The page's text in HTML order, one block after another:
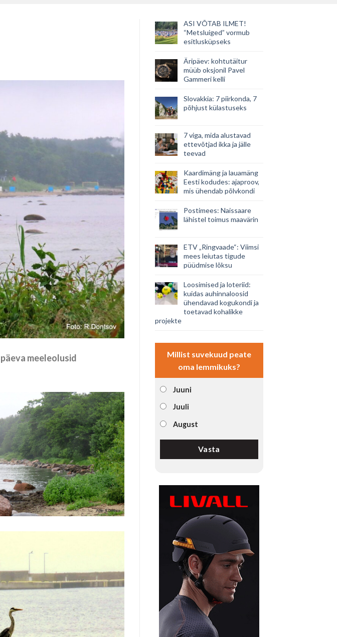
meeleolusid
ASI VÕTAB ILMET!
“Metsluiged” vormub
esitlusküpseks
Äripäev: kohtutäitur
müüb oksjonil Pavel
Gammeri kelli
Slovakkia: 7 piirkonda, 7
põhjust külastuseks
7 viga, mida alustavad
ettevõtjad ikka ja jälle
teevad
Kaardimäng ja lauamäng
Eesti kodudes: ajaproov,
mis ühendab põlvkondi
Postimees: Naissaare
lähistel toimus maavärin
ETV „Ringvaade“: Viimsi
mees leiutas tigude
püüdmise lõksu
Loosimised ja loteriid:
kuidas auhinnaloosid
ühendavad kogukondi ja
toetavad kohalikke
projekte
Millist suvekuud peate
oma lemmikuks?
Juuni
Juuli
August